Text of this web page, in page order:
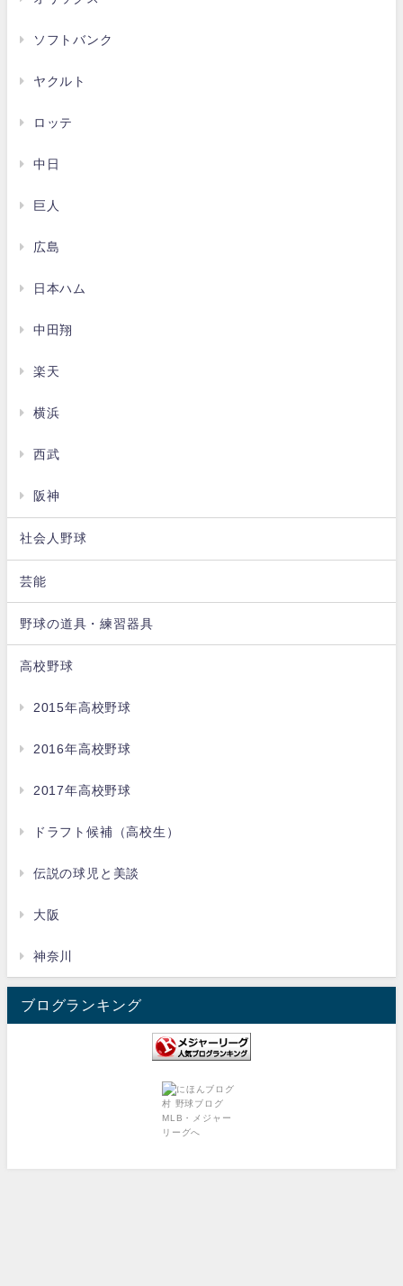
ソフトバンク
ヤクルト
ロッテ
中日
巨人
広島
日本ハム
中田翔
楽天
横浜
西武
阪神
社会人野球
芸能
野球の道具・練習器具
高校野球
2015年高校野球
2016年高校野球
2017年高校野球
ドラフト候補（高校生）
伝説の球児と美談
大阪
神奈川
ブログランキング